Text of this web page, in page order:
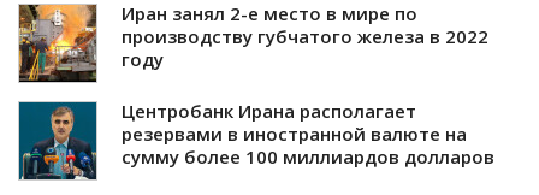
Иран занял 2-е место в мире по
производству губчатого железа в 2022
году
Центробанк Ирана располагает
резервами в иностранной валюте на
сумму более 100 миллиардов долларов